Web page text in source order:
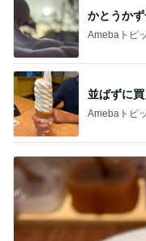
かとうか
Amebaトピ
並ばずに
Amebaトピ